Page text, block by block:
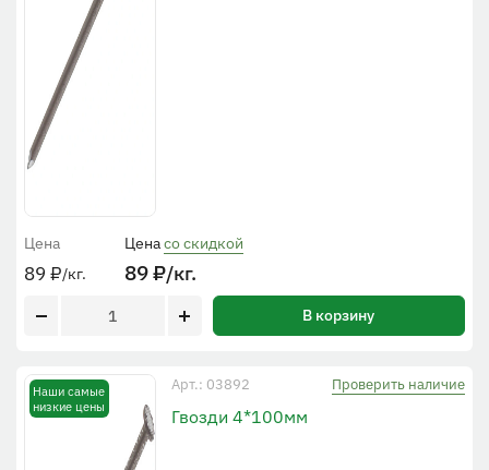
Цена
89 ₽/кг.
Ценасо скидкой
89₽/кг.
В корзину
Наши самые
низкие цены
Арт.: 03892 Проверить наличие
Гвозди 4*100мм